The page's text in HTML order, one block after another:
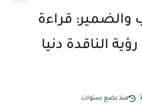
والضمير: قراءة
الناقدة دنيا
منذ بضع سنوات